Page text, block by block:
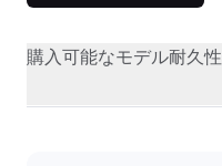
購入可能なモデル耐久性